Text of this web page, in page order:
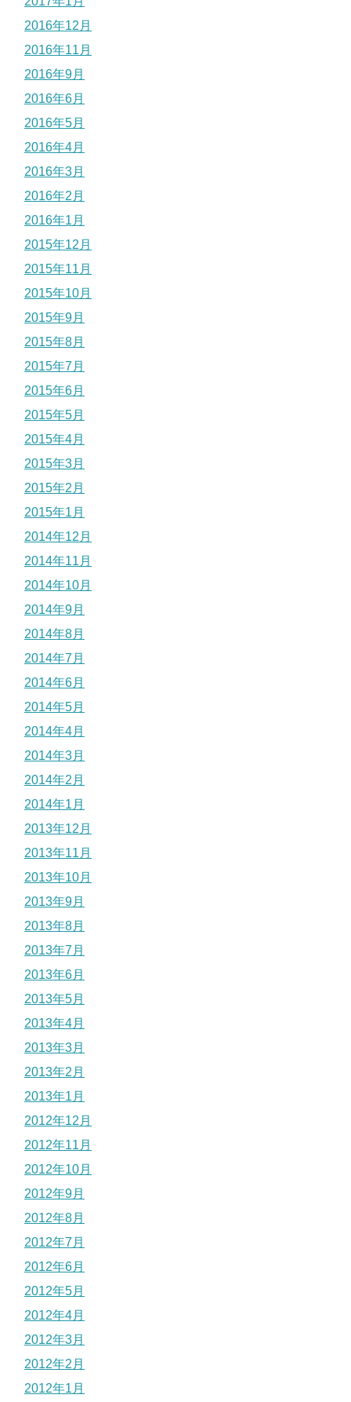
2016年12月
2016年11月
2016年9月
2016年6月
2016年5月
2016年4月
2016年3月
2016年2月
2016年1月
2015年12月
2015年11月
2015年10月
2015年9月
2015年8月
2015年7月
2015年6月
2015年5月
2015年4月
2015年3月
2015年2月
2015年1月
2014年12月
2014年11月
2014年10月
2014年9月
2014年8月
2014年7月
2014年6月
2014年5月
2014年4月
2014年3月
2014年2月
2014年1月
2013年12月
2013年11月
2013年10月
2013年9月
2013年8月
2013年7月
2013年6月
2013年5月
2013年4月
2013年3月
2013年2月
2013年1月
2012年12月
2012年11月
2012年10月
2012年9月
2012年8月
2012年7月
2012年6月
2012年5月
2012年4月
2012年3月
2012年2月
2012年1月